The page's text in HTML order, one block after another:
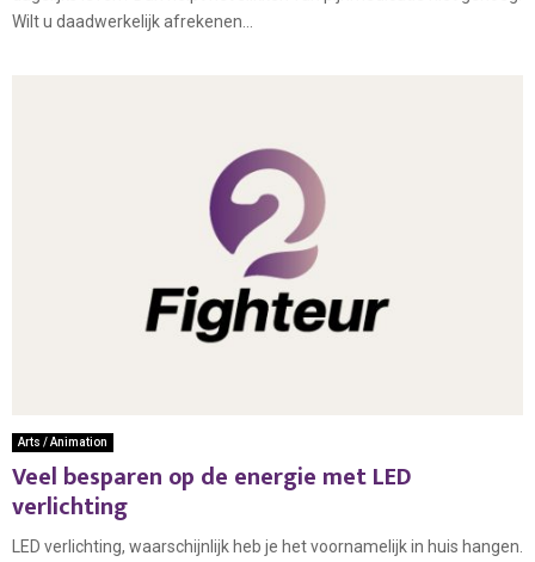
Wilt u daadwerkelijk afrekenen...
Arts / Animation
Veel besparen op de energie met LED
verlichting
LED verlichting, waarschijnlijk heb je het voornamelijk in huis hangen.